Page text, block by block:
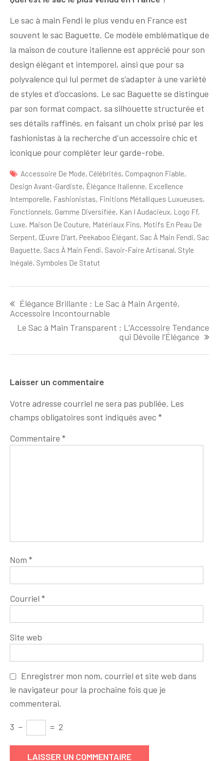
Le sac à main Fendi le plus vendu en France est
souvent le sac Baguette. Ce modèle emblématique de
la maison de couture italienne est apprécié pour son
design élégant et intemporel, ainsi que pour sa
polyvalence qui lui permet de s’adapter à une variété
de styles et d’occasions. Le sac Baguette se distingue
par son format compact, sa silhouette structurée et
ses détails raffinés, en faisant un choix prisé par les
fashionistas à la recherche d’un accessoire chic et
iconique pour compléter leur garde-robe.
Accessoire De Mode, Célébrités, Compagnon Fiable,
Design Avant-Gardiste, Élégance Italienne, Excellence
Intemporelle, Fashionistas, Finitions Métalliques Luxueuses,
Fonctionnels, Gamme Diversifiée, Kan I Audacieux, Logo Ff,
Luxe, Maison De Couture, Matériaux Fins, Motifs En Peau De
Serpent, Œuvre D'art, Peekaboo Élégant, Sac À Main Fendi, Sac
Baguette, Sacs À Main Fendi, Savoir-Faire Artisanal, Style
Inégalé, Symboles De Statut
de
l'article
Élégance Brillante : Le Sac à Main Argenté,
Accessoire Incontournable
Le Sac à Main Transparent : L’Accessoire Tendance
qui Dévoile l’Élégance
Laisser un commentaire
Votre adresse courriel ne sera pas publiée. Les
champs obligatoires sont indiqués avec *
Commentaire *
Nom *
Courriel *
Site web
Enregistrer mon nom, courriel et site web dans
le navigateur pour la prochaine fois que je
commenterai.
3 − = 2